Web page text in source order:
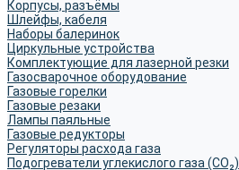
Корпусы, разъёмы
Шлейфы, кабеля
Наборы балеринок
Циркульные устройства
Комплектующие для лазерной резки
Газосварочное оборудование
Газовые горелки
Газовые резаки
Лампы паяльные
Газовые редукторы
Регуляторы расхода газа
Подогреватели углекислого газа (CO₂)